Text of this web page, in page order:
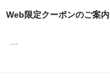
Web限定クーポンのご案内
...